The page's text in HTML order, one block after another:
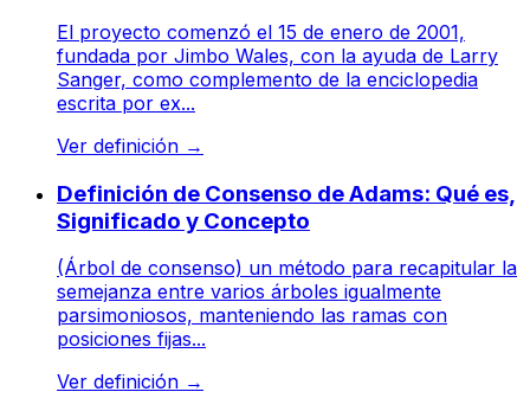
El proyecto comenzó el 15 de enero de 2001,
fundada por Jimbo Wales, con la ayuda de Larry
Sanger, como complemento de la enciclopedia
escrita por ex...
Ver definición →
Definición de Consenso de Adams: Qué es,
Significado y Concepto
(Árbol de consenso) un método para recapitular la
semejanza entre varios árboles igualmente
parsimoniosos, manteniendo las ramas con
posiciones fijas...
Ver definición →